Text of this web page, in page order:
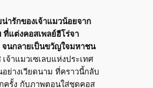
ารักของเจ้าแมวน้อยจาก
ที่แต่งคอสเพลย์ฮีโร่จา
จนกลายเป็นขวัญใจมหาชน
เจ้าแมวเซเลบแห่งประเทศ
ย่างเวียดนาม ที่คราวนี้กลับ
ครั้ง กับภาพตอนใส่ชุดคอส